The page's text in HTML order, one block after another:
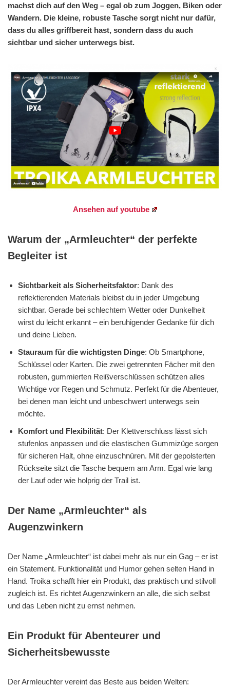
machst dich auf den Weg – egal ob zum Joggen, Biken oder
Wandern. Die kleine, robuste Tasche sorgt nicht nur dafür,
dass du alles griffbereit hast, sondern dass du auch
sichtbar und sicher unterwegs bist.
Ansehen auf youtube
Warum der „Armleuchter“ der perfekte
Begleiter ist
Sichtbarkeit als Sicherheitsfaktor: Dank des
reflektierenden Materials bleibst du in jeder Umgebung
sichtbar. Gerade bei schlechtem Wetter oder Dunkelheit
wirst du leicht erkannt – ein beruhigender Gedanke für dich
und deine Lieben.
Stauraum für die wichtigsten Dinge: Ob Smartphone,
Schlüssel oder Karten. Die zwei getrennten Fächer mit den
robusten, gummierten Reißverschlüssen schützen alles
Wichtige vor Regen und Schmutz. Perfekt für die Abenteuer,
bei denen man leicht und unbeschwert unterwegs sein
möchte.
Komfort und Flexibilität: Der Klettverschluss lässt sich
stufenlos anpassen und die elastischen Gummizüge sorgen
für sicheren Halt, ohne einzuschnüren. Mit der gepolsterten
Rückseite sitzt die Tasche bequem am Arm. Egal wie lang
der Lauf oder wie holprig der Trail ist.
Der Name „Armleuchter“ als
Augenzwinkern
Der Name „Armleuchter“ ist dabei mehr als nur ein Gag – er ist
ein Statement. Funktionalität und Humor gehen selten Hand in
Hand. Troika schafft hier ein Produkt, das praktisch und stilvoll
zugleich ist. Es richtet Augenzwinkern an alle, die sich selbst
und das Leben nicht zu ernst nehmen.
Ein Produkt für Abenteurer und
Sicherheitsbewusste
Der Armleuchter vereint das Beste aus beiden Welten: